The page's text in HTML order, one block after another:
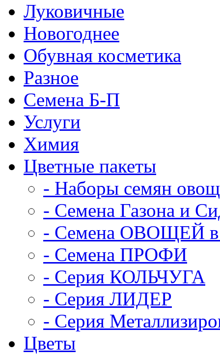
Луковичные
Новогоднее
Обувная косметика
Разное
Семена Б-П
Услуги
Химия
Цветные пакеты
- Наборы семян
- Семена Газона и
- Семена ОВОЩЕЙ в
- Семена ПРОФИ
- Серия КОЛЬЧУГА
- Серия ЛИДЕР
- Серия
Цветы